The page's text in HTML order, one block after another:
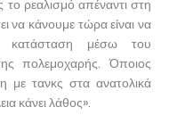
ρεαλισμό απέναντι στη
να κάνουμε τώρα είναι να
κατάσταση μέσω του
πολεμοχαρής. Όποιος
με τανκς στα ανατολικά
κάνει λάθος».